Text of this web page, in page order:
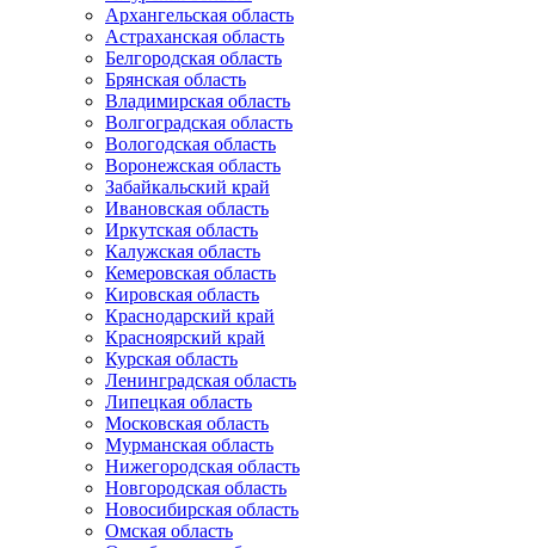
Архангельская область
Астраханская область
Белгородская область
Брянская область
Владимирская область
Волгоградская область
Вологодская область
Воронежская область
Забайкальский край
Ивановская область
Иркутская область
Калужская область
Кемеровская область
Кировская область
Краснодарский край
Красноярский край
Курская область
Ленинградская область
Липецкая область
Московская область
Мурманская область
Нижегородская область
Новгородская область
Новосибирская область
Омская область